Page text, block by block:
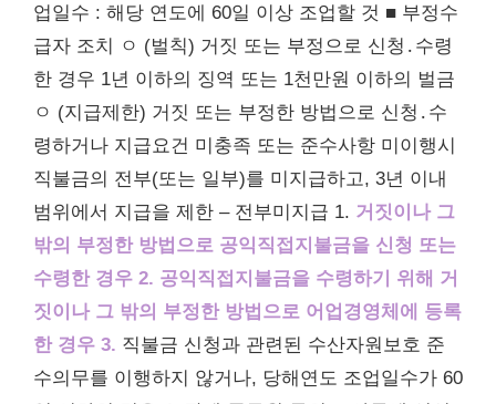
업일수 : 해당 연도에 60일 이상 조업할 것 ■ 부정수
급자 조치 ㅇ (벌칙) 거짓 또는 부정으로 신청․수령
한 경우 1년 이하의 징역 또는 1천만원 이하의 벌금
ㅇ (지급제한) 거짓 또는 부정한 방법으로 신청․수
령하거나 지급요건 미충족 또는 준수사항 미이행시
직불금의 전부(또는 일부)를 미지급하고, 3년 이내
범위에서 지급을 제한 – 전부미지급 1. 거짓이나 그
밖의 부정한 방법으로 공익직접지불금을 신청 또는
수령한 경우 2. 공익직접지불금을 수령하기 위해 거
짓이나 그 밖의 부정한 방법으로 어업경영체에 등록
한 경우 3. 직불금 신청과 관련된 수산자원보호 준
수의무를 이행하지 않거나, 당해연도 조업일수가 60